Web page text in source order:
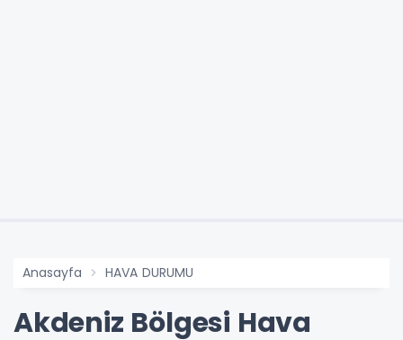
Anasayfa HAVA DURUMU
Akdeniz Bölgesi Hava